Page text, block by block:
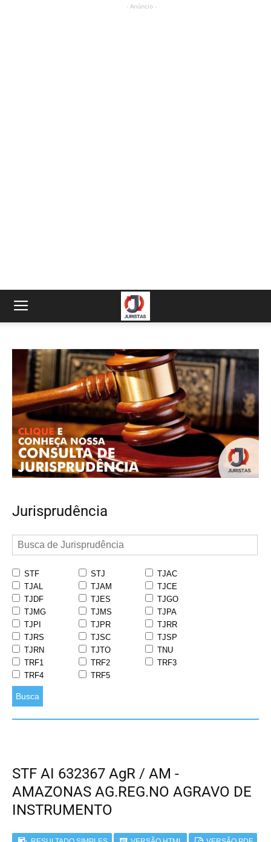
- Anúncio -
Jurisprudência
STF STJ
TJAC
TJAL
TJAM
TJCE
TJDF
TJES
TJGO
TJMG
TJMS
TJPA
TJPI
TJPR
TJRR
TJRS
TJSC
TJSP
TJRN
TJTO
TNU
TRF1
TRF2
TRF3
TRF4
TRF5
Busca
STF AI 632367 AgR / AM -
AMAZONAS AG.REG.NO AGRAVO DE
INSTRUMENTO